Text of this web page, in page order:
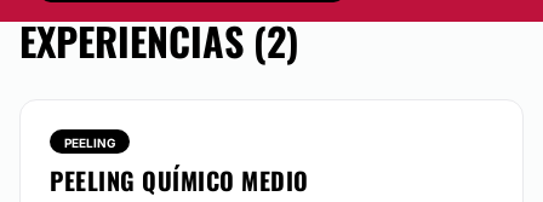
TRATAMIENTOS FACIALES
manchas, rejuvenecimiento facial, peelings,
reafirmación, etc
EXPERIENCIAS (2)
PEELING
PEELING QUÍMICO MEDIO